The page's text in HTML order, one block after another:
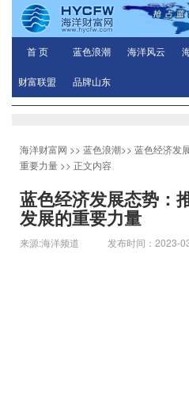
首 页 蓝色浪潮 海洋风云
财富联盟 品牌山东
海洋财富网 >> 蓝色浪潮>> 蓝色经济发
重要力量 >> 正文内容
蓝色经济发展态势：
发展的重要力量
来源:海洋频道 发布时间：2023-